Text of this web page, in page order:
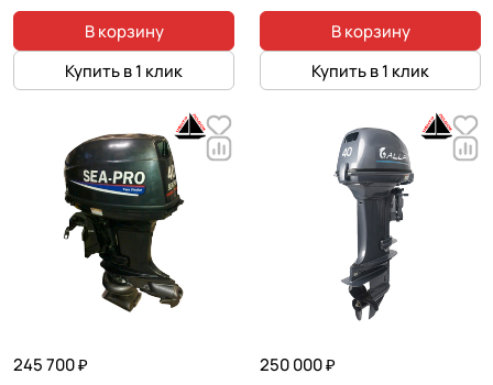
В корзину
Купить в 1 клик
В корзину
Купить в 1 клик
245 700 ₽
250 000 ₽